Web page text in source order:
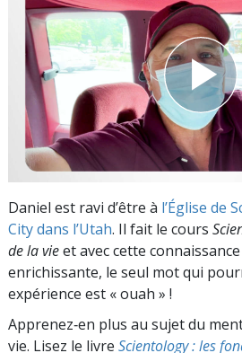
Daniel est ravi d’être à l’Église de
City dans l’Utah. Il fait le cours
de la vieet avec cette
enrichissante, le seul mot qui
expérience est « ouah » !
Apprenez‑en plus au sujet du
vie. Lisez le livre Scientology : les